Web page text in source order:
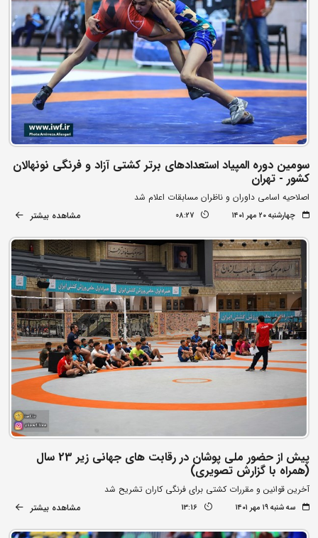
سومین دوره المپیاد استعدادهای برتر کشتی آزاد و فرنگی نونهالان
کشور - تهران
اصلاحیه اسامی داوران و ناظران مسابقات اعلام شد
چهارشنبه ۲۰ مهر ۱۴۰۱ 08:27 مشاهده بیشتر
پیش از حضور ملی پوشان در رقابت های جهانی زیر 23 سال
(همراه با گزارش تصویری)
آخرین قوانین و مقررات کشتی برای فرنگی کاران تشریح شد
سه شنبه ۱۹ مهر ۱۴۰۱ 13:16 مشاهده بیشتر